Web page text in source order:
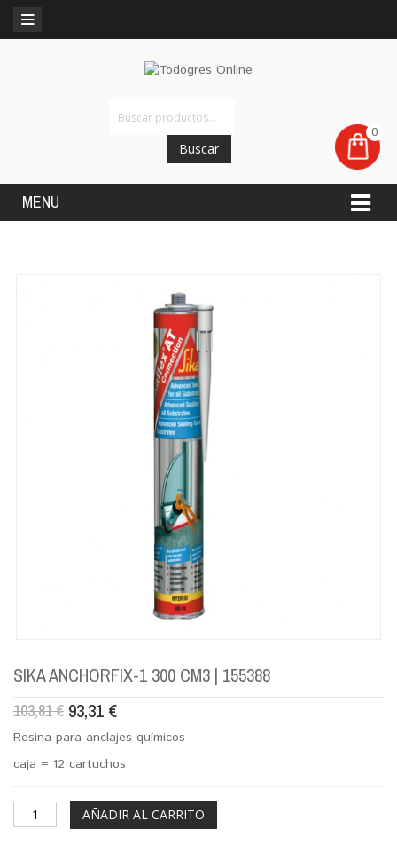
0
MENU
Buscar
SIKA ANCHORFIX-1 300 CM3 | 155388
103,81€ 93,31 €
Resina para anclajes químicos
caja = 12 cartuchos
AÑADIR AL CARRITO